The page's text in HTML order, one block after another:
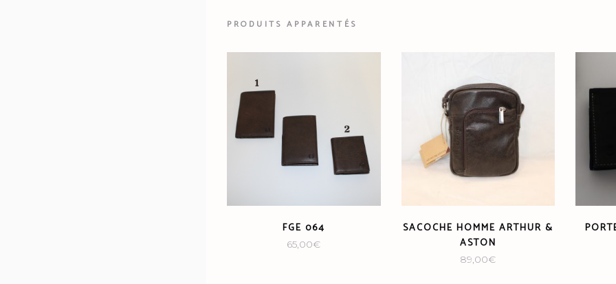
PRODUITS APPARENTÉS
FGE 064
65,00€
SACOCHE HOMME ARTHUR &
ASTON
89,00€